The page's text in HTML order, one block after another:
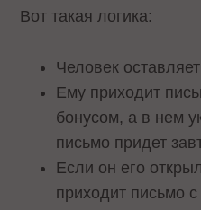
Вот такая логика:
Человек
Ему приходит
бонусом, а в нем
письмо придет
Если он его
приходит письмо